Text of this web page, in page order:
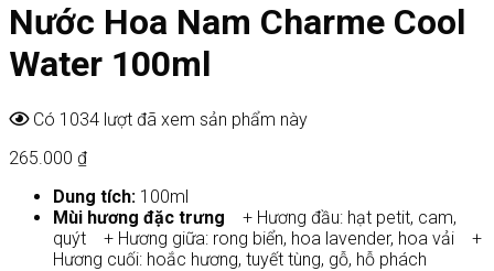
Nước Hoa Nam Charme Cool
Water 100ml
Có 1034 lượt đã xem sản phẩm này
265.000 ₫
Dung tích: 100ml
Mùi hương đặc trưng + Hương đầu: hạt petit, cam,
quýt + Hương giữa: rong biển, hoa lavender, hoa vải +
Hương cuối: hoắc hương, tuyết tùng, gỗ, hỗ phách